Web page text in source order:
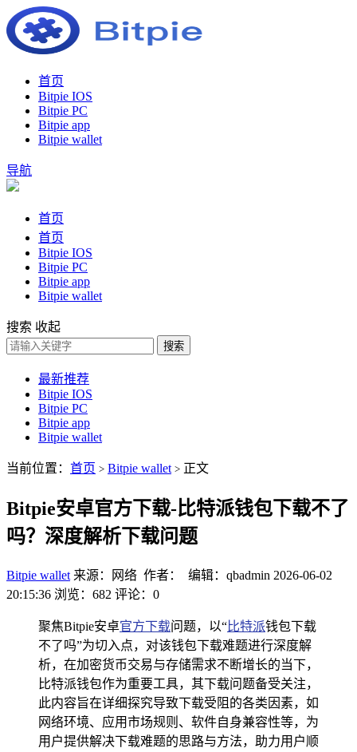
首页
Bitpie IOS
Bitpie PC
Bitpie app
Bitpie wallet
导航
首页
首页
Bitpie IOS
Bitpie PC
Bitpie app
Bitpie wallet
搜索 收起
搜索
最新推荐
Bitpie IOS
Bitpie PC
Bitpie app
Bitpie wallet
当前位置： 首页 > Bitpie wallet > 正文
Bitpie安卓官方下载-比特派钱包下载不了
吗？深度解析下载问题
Bitpie wallet 来源：网络 作者： 编辑：qbadmin 2026-06-02
20:15:36 浏览：682 评论：0
聚焦Bitpie安卓官方下载问题，以“比特派钱包下载
不了吗”为切入点，对该钱包下载难题进行深度解
析，在加密货币交易与存储需求不断增长的当下，
比特派钱包作为重要工具，其下载问题备受关注，
此内容旨在详细探究导致下载受阻的各类因素，如
网络环境、应用市场规则、软件自身兼容性等，为
用户提供解决下载难题的思路与方法，助力用户顺